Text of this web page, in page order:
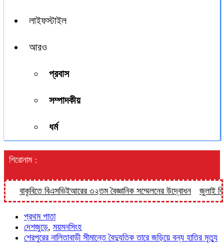
লাইফস্টাইল
আরও
প্রবাস
সম্পাদকীয়
ধর্ম
শিরোনাম :
বাকৃবিতে বিএসভিইআরের ৩২তম বৈজ্ঞানিক সম্মেলনের উদ্বোধন জুলাই
প্রথম পাতা
দেশজুড়ে, ময়মনসিংহ
শেরপুরের নালিতাবাড়ী সীমান্তে বৈদ্যুতিক তারে জড়িয়ে বন্য হাতির মৃত্যু